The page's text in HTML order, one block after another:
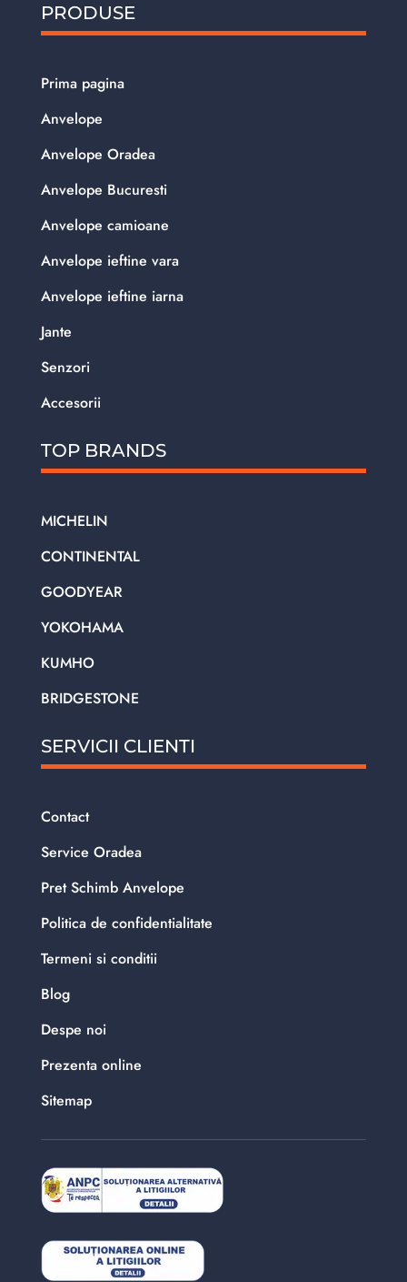
PRODUSE
Prima pagina
Anvelope
Anvelope Oradea
Anvelope Bucuresti
Anvelope camioane
Anvelope ieftine vara
Anvelope ieftine iarna
Jante
Senzori
Accesorii
TOP BRANDS
MICHELIN
CONTINENTAL
GOODYEAR
YOKOHAMA
KUMHO
BRIDGESTONE
SERVICII CLIENTI
Contact
Service Oradea
Pret Schimb Anvelope
Politica de confidentialitate
Termeni si conditii
Blog
Despe noi
Prezenta online
Sitemap